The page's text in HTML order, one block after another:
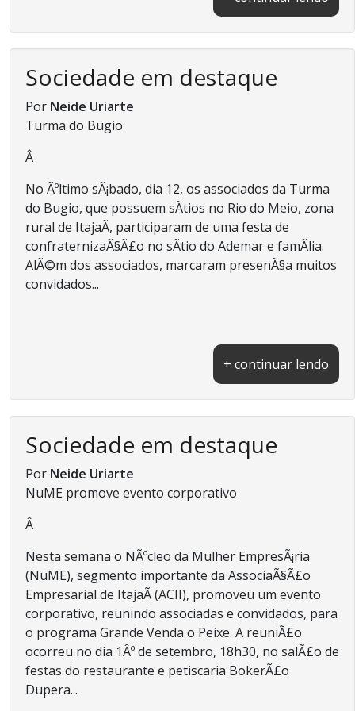
Sociedade em destaque
Por Neide Uriarte
Turma do Bugio
Â
No Ãºltimo sÃ¡bado, dia 12, os associados da Turma
do Bugio, que possuem sÃ­tios no Rio do Meio, zona
rural de ItajaÃ­, participaram de uma festa de
confraternizaÃ§Ã£o no sÃ­tio do Ademar e famÃ­lia.
AlÃ©m dos associados, marcaram presenÃ§a muitos
convidados...
+ continuar lendo
Sociedade em destaque
Por Neide Uriarte
NuME promove evento corporativo
Â
Nesta semana o NÃºcleo da Mulher EmpresÃ¡ria
(NuME), segmento importante da AssociaÃ§Ã£o
Empresarial de ItajaÃ­ (ACII), promoveu um evento
corporativo, reunindo associadas e convidados, para
o programa Grande Venda o Peixe. A reuniÃ£o
ocorreu no dia 1Âº de setembro, 18h30, no salÃ£o de
festas do restaurante e petiscaria BokerÃ£o
Dupera...